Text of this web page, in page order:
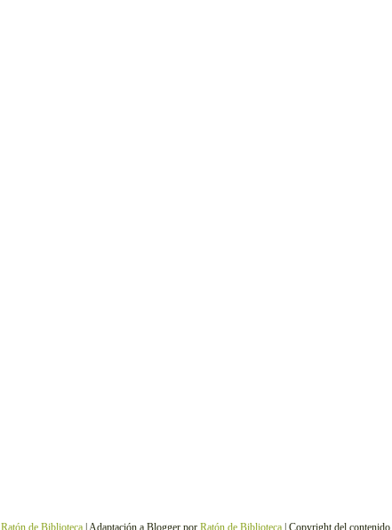
Ratón de Biblioteca| Adaptación a Blogger por Ratón de Biblioteca| Copyright del contenido